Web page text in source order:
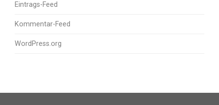
Eintrags-Feed
Kommentar-Feed
WordPress.org